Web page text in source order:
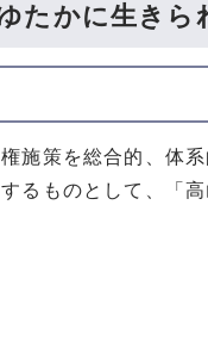
かに生きら
施策を総合的、体
るものとして、「